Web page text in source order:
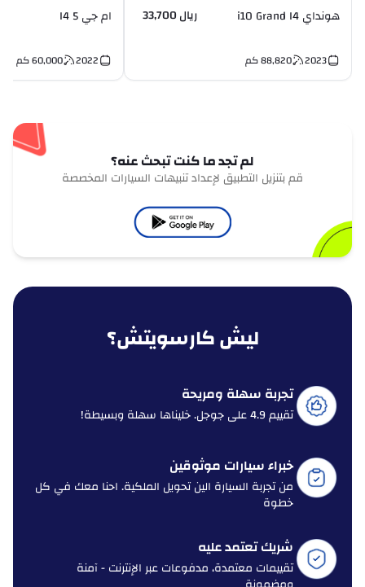
هونداي i10 Grand I4 ريال 33,700
2023
88,820كم
ام جي 5 I4
2022
60,000كم
لم تجد ما كنت تبحث عنه؟
قم بتنزيل التطبيق لإعداد تنبيهات السيارات المخصصة
ليش كارسويتش؟
تجربة سهلة ومريحة
تقييم 4.9 على جوجل. خليناها سهلة وبسيطة!
خبراء سيارات موثوقين
من تجربة السيارة الين تحويل الملكية. احنا معك في كل
خطوة
شريك تعتمد عليه
تقييمات معتمدة، مدفوعات عبر الإنترنت - آمنة